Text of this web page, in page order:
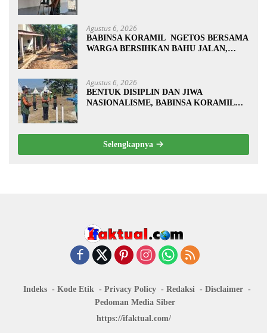
Agustus 6, 2026
BABINSA KORAMIL NGETOS BERSAMA
WARGA BERSIHKAN BAHU JALAN,
Agustus 6, 2026
BENTUK DISIPLIN DAN JIWA
NASIONALISME, BABINSA KORAMIL
Selengkapnya
Indeks Kode Etik Privacy Policy Redaksi
Disclaimer
Pedoman Media Siber
https://ifaktual.com/